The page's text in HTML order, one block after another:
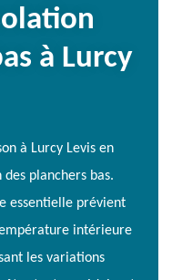
à Lurcy
à Lurcy Levis en
planchers bas.
essentielle prévient
intérieure
les variations